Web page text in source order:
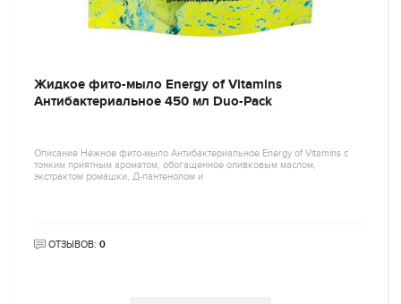
Жидкое фито-мыло Energy of Vitamins
Антибактериальное 450 мл Duo-Pack
Описание Нежное фито-мыло Антибактериальное Energy of Vitamins с
тонким приятным ароматом, обогащенное оливковым маслом,
экстрактом ромашки, Д-пантенолом и
ОТЗЫВОВ: 0